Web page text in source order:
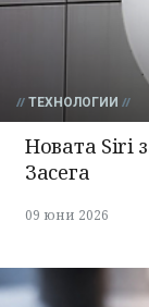
ТЕХНОЛОГИИ
Новата Siri
Засега
09 юни 2026